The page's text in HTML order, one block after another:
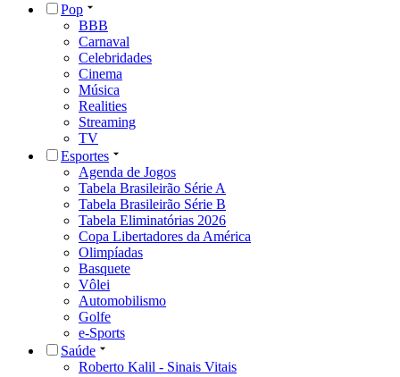
Pop
BBB
Carnaval
Celebridades
Cinema
Música
Realities
Streaming
TV
Esportes
Agenda de Jogos
Tabela Brasileirão Série A
Tabela Brasileirão Série B
Tabela Eliminatórias 2026
Copa Libertadores da América
Olimpíadas
Basquete
Vôlei
Automobilismo
Golfe
e-Sports
Saúde
Roberto Kalil - Sinais Vitais